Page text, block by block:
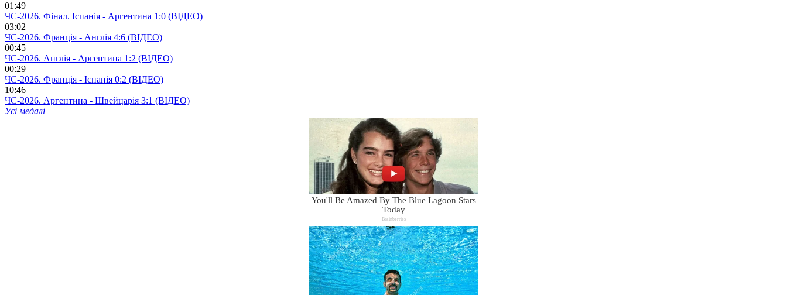
01:49
ЧС-2026. Фінал. Іспанія - Аргентина 1:0 (ВІДЕО)
03:02
ЧС-2026. Франція - Англія 4:6 (ВІДЕО)
00:45
ЧС-2026. Англія - Аргентина 1:2 (ВІДЕО)
00:29
ЧС-2026. Франція - Іспанія 0:2 (ВІДЕО)
10:46
ЧС-2026. Аргентина - Швейцарія 3:1 (ВІДЕО)
Усі медалі